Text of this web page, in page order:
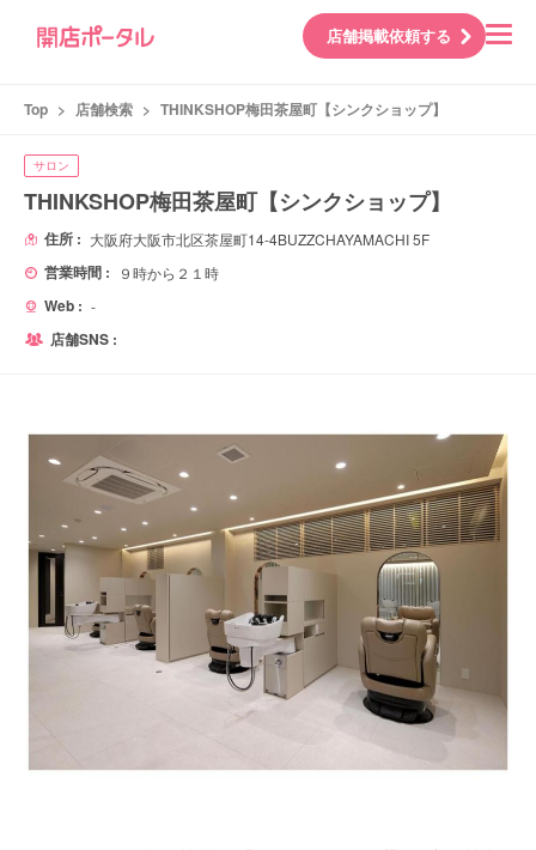
店舗掲載依頼する
Top > 店舗検索 > THINKSHOP梅田茶屋町【シンクショップ】
サロン
THINKSHOP梅田茶屋町【シンクショップ】
住所 : 大阪府大阪市北区茶屋町14-4BUZZCHAYAMACHI 5F
営業時間 : ９時から２１時
Web : -
店舗SNS :